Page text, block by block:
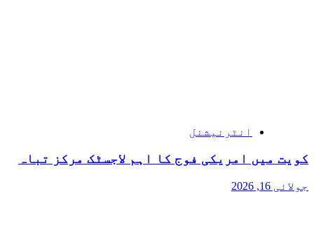
انٹرنیشنل
کویت میں امریکی فوج کا اہم لاجسٹک مرکز تباہ
جولائی 16, 2026